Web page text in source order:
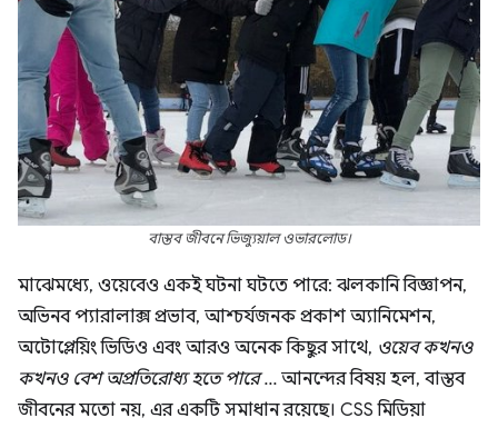
বাস্তব জীবনে ভিজ্যুয়াল ওভারলোড।
মাঝেমধ্যে, ওয়েবেও একই ঘটনা ঘটতে পারে: ঝলকানি বিজ্ঞাপন,
অভিনব প্যারালাক্স প্রভাব, আশ্চর্যজনক প্রকাশ অ্যানিমেশন,
অটোপ্লেয়িং ভিডিও এবং আরও অনেক কিছুর সাথে, ওয়েব কখনও
কখনও বেশ অপ্রতিরোধ্য হতে পারে... আনন্দের বিষয় হল, বাস্তব
জীবনের মতো নয়, এর একটি সমাধান রয়েছে। CSS মিডিয়া